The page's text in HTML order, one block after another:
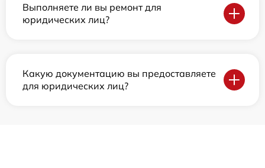
Выполняете ли вы ремонт для
юридических лиц?
Какую документацию вы предоставляете
для юридических лиц?